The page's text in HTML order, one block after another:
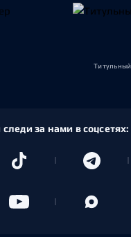
за нами в соцсетях: